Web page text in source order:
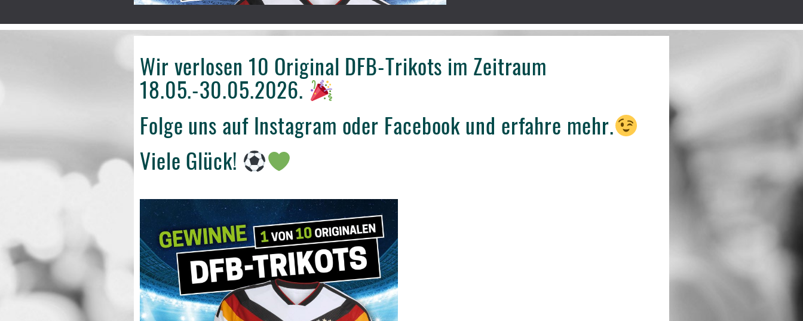
Wir verlosen 10 Original DFB-Trikots im Zeitraum
18.05.-30.05.2026.
Folge uns auf Instagram oder Facebook und erfahre mehr.
Viele Glück!